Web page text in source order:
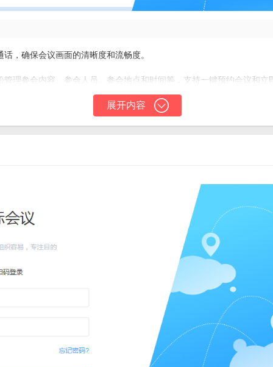
，确保会议画面的清晰度和流畅度。
理参会内容、参会人员、参会地点和时间等，支持一键预约会议和立
、短信、电子邮件或链接等方式通知会议，确保参会者及时收到会议信
文档的查看与分享，以及会议录制视频文件的查看与下载。
享、电子白板、演示文稿及批注等功能，提升会议效率。
机号码注册并设置密码，然后登录软件。已注册用户可以使用云际账号
”按钮，选择参会人员、会议时间和会议主题等信息，然后点击“开始会
接、会议ID或扫描二维码等方式加入会议。
展开内容